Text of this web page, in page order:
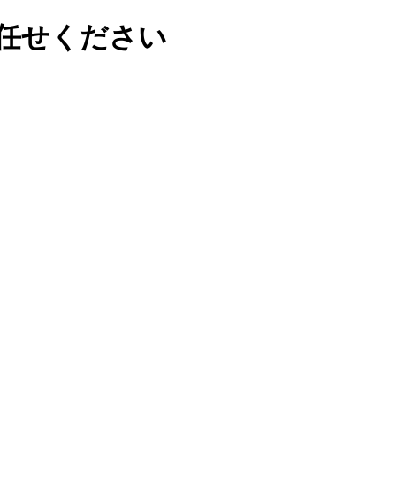
せください